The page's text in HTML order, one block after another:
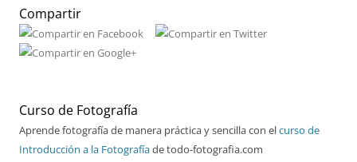
Compartir
Curso de Fotografía
Aprende fotografía de manera práctica y sencilla con elcurso de
Introducción a la Fotografíade todo-fotografia.com